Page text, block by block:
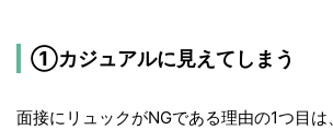
①カジュアルに見えてしまう
面接にリュックがNGである理由の1つ目